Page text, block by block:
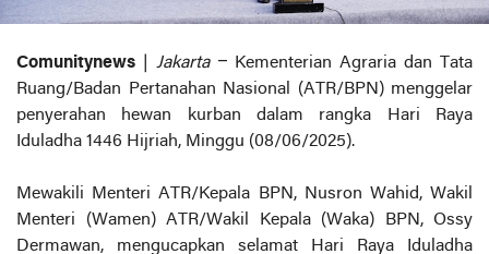
Comunitynews Jakarta– Kementerian Agraria dan Tata
Ruang/Badan Pertanahan Nasional (ATR/BPN) menggelar
penyerahan hewan kurban dalam rangka Hari Raya
Iduladha 1446 Hijriah, Minggu (08/06/2025).
Mewakili Menteri ATR/Kepala BPN, Nusron Wahid, Wakil
Menteri (Wamen) ATR/Wakil Kepala (Waka) BPN, Ossy
Dermawan, mengucapkan selamat Hari Raya Iduladha